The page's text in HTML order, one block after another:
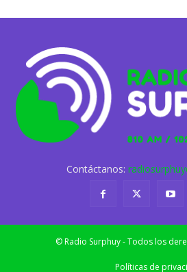
Contáctanos:
© Radio Surphuy - Todos los
Políticas de